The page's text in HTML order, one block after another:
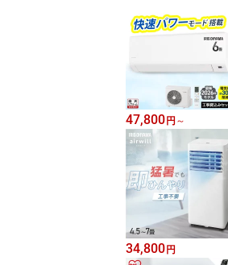
47,800 円 ～
34,800 円